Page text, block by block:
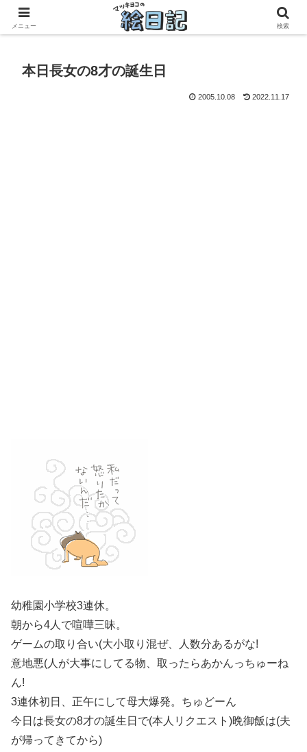
滋賀に移住した50代元主婦、フリーランス×パートの毎日
本日長女の8才の誕生日
2005.10.08 2022.11.17
幼稚園小学校3連休。
朝から4人で喧嘩三昧。
ゲームの取り合い(大小取り混ぜ、人数分あるがな!
意地悪(人が大事にしてる物、取ったらあかんっちゅーね
ん!
3連休初日、正午にして母大爆発。ちゅどーん
今日は長女の8才の誕生日で(本人リクエスト)晩御飯は(夫
が帰ってきてから)
メニュー 検索